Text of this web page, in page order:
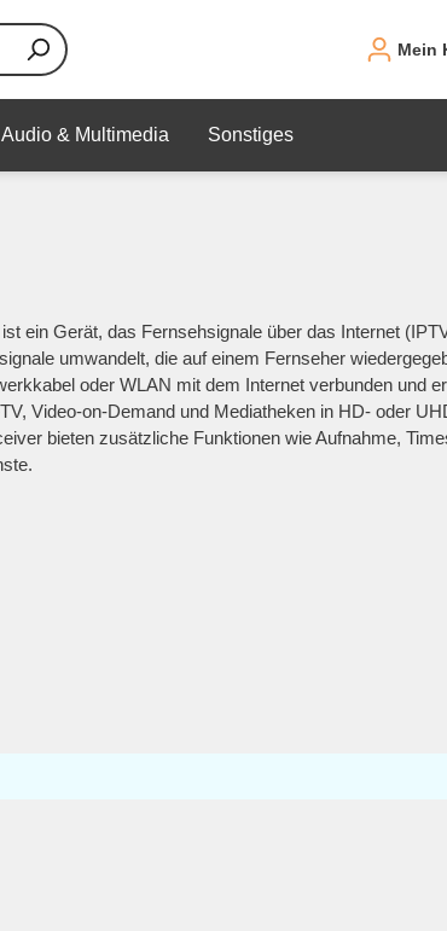
Mein
& Multimedia Sonstiges
ein Gerät, das Fernsehsignale über das Internet
umwandelt, die auf einem Fernseher
oder WLAN mit dem Internet verbunden und
Video-on-Demand und Mediatheken in HD- oder
bieten zusätzliche Funktionen wie Aufnahme,